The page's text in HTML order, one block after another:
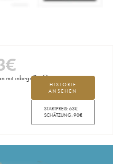
€
mit inbegriffen
HISTORIE
ANSEHEN
STARTPREIS:63€
SCHÄTZUNG:90€